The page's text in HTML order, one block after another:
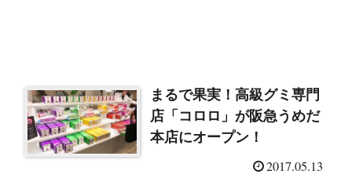
まるで果実！高級グミ専門
店「コロロ」が阪急うめだ
本店にオープン！
2017.05.13